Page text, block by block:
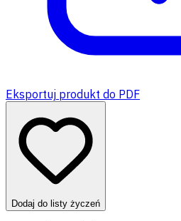
Eksportuj produkt do PDF
Dodaj do listy życzeń